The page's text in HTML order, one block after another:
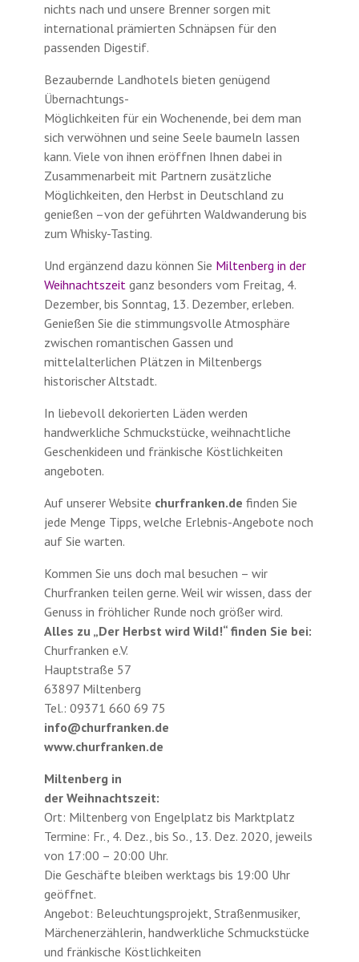
nichts nach und unsere Brenner sorgen mit
international prämierten Schnäpsen für den
passenden Digestif.
Bezaubernde Landhotels bieten genügend
Übernachtungs-
Möglichkeiten für ein Wochenende, bei dem man
sich verwöhnen und seine Seele baumeln lassen
kann. Viele von ihnen eröffnen Ihnen dabei in
Zusammenarbeit mit Partnern zusätzliche
Möglichkeiten, den Herbst in Deutschland zu
genießen –von der geführten Waldwanderung bis
zum Whisky-Tasting.
Und ergänzend dazu können Sie Miltenberg in der
Weihnachtszeitganz besonders vom Freitag, 4.
Dezember, bis Sonntag, 13. Dezember, erleben.
Genießen Sie die stimmungsvolle Atmosphäre
zwischen romantischen Gassen und
mittelalterlichen Plätzen in Miltenbergs
historischer Altstadt.
In liebevoll dekorierten Läden werden
handwerkliche Schmuckstücke, weihnachtliche
Geschenkideen und fränkische Köstlichkeiten
angeboten.
Auf unserer Website churfranken.de finden Sie
jede Menge Tipps, welche Erlebnis-Angebote noch
auf Sie warten.
Kommen Sie uns doch mal besuchen – wir
Churfranken teilen gerne. Weil wir wissen, dass der
Genuss in fröhlicher Runde noch größer wird.
Alles zu „Der Herbst wird Wild!“ finden Sie bei:
Churfranken e.V.
Hauptstraße 57
63897 Miltenberg
Tel.: 09371 660 69 75
info@churfranken.de
www.churfranken.de
Miltenberg in
der Weihnachtszeit:
Ort: Miltenberg von Engelplatz bis Marktplatz
Termine: Fr., 4. Dez., bis So., 13. Dez. 2020, jeweils
von 17:00 – 20:00 Uhr.
Die Geschäfte bleiben werktags bis 19:00 Uhr
geöffnet.
Angebot: Beleuchtungsprojekt, Straßenmusiker,
Märchenerzählerin, handwerkliche Schmuckstücke
und fränkische Köstlichkeiten